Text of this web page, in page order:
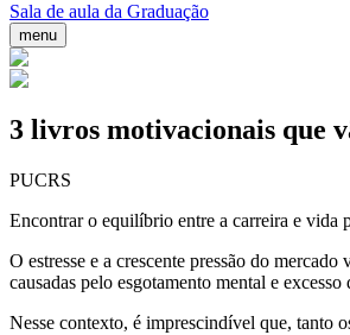
Sala de aula da Graduação
menu
3 livros motivacionais que
PUCRS
Encontrar o equilíbrio entre a carreira e vida
O estresse e a crescente pressão do
causadas pelo esgotamento mental e excesso
Nesse contexto, é imprescindível que, tanto